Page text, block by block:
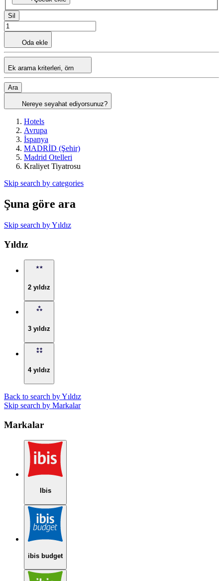
Sil
Oda ekle
Ek arama kriterleri, örn
Ara
Nereye seyahat ediyorsunuz?
Hotels
Avrupa
İspanya
MADRİD (Şehir)
Madrid Otelleri
Kraliyet Tiyatrosu
Skip search by categories
Şuna göre ara
Skip search by Yıldız
Yıldız
2 yıldız
3 yıldız
4 yıldız
Back to search by Yıldız
Skip search by Markalar
Markalar
Ibis
ibis budget